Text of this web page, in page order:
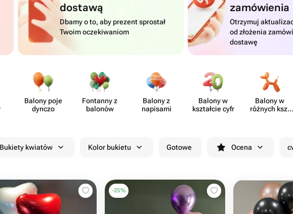
dostawą
Dbamy o to, aby prezent sprostał
Twoim oczekiwaniom
zamówienia
Otrzymuj
od złożenia
dostawę
Balony poje​
dynczo
Fontanny z
balonów
Balony z
napisami
Balony w
kształcie cyfr
Balony w
różnych kszt​
Bukiety kwiatów Kolor bukietu Gotowe Ocena
-25%